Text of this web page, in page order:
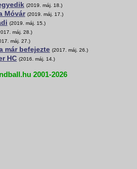
(2019. máj. 18.)
Móvár (2019. máj. 17.)
(2019. máj. 15.)
máj. 28.)
máj. 27.)
már befejezte (2017. máj. 26.)
HC (2016. máj. 14.)
2001-2026